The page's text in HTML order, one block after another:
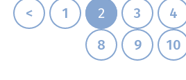
< 1 2 3 4
8
9 10